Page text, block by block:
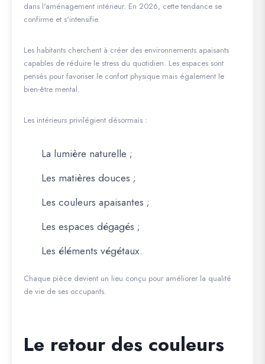
dans l'aménagement intérieur. En 2026, cette tendance se
confirme et s'intensifie.
Les habitants cherchent à créer des environnements apaisants
capables de réduire le stress du quotidien. Les espaces sont
pensés pour favoriser le confort physique mais également le
bien-être mental.
Les intérieurs privilégient désormais :
La lumière naturelle ;
Les matières douces ;
Les couleurs apaisantes ;
Les espaces dégagés ;
Les éléments végétaux.
Chaque pièce devient un lieu conçu pour améliorer la qualité
de vie de ses occupants.
Le retour des couleurs